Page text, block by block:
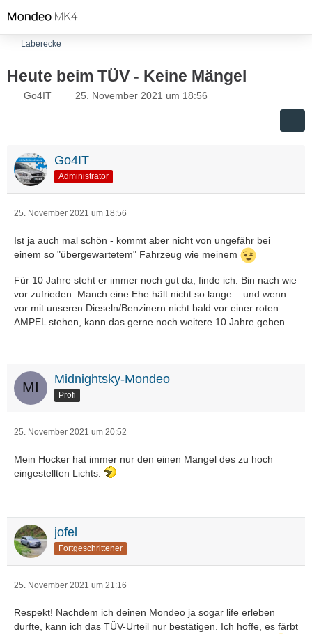
Laberecke
Heute beim TÜV - Keine Mängel
Go4IT 25. November 2021 um 18:56
Go4IT
Administrator
25. November 2021 um 18:56
Ist ja auch mal schön - kommt aber nicht von ungefähr bei
einem so "übergewartetem" Fahrzeug wie meinem
Für 10 Jahre steht er immer noch gut da, finde ich. Bin nach wie
vor zufrieden. Manch eine Ehe hält nicht so lange... und wenn
vor mit unseren Dieseln/Benzinern nicht bald vor einer roten
AMPEL stehen, kann das gerne noch weitere 10 Jahre gehen.
Midnightsky-Mondeo
Profi
25. November 2021 um 20:52
Mein Hocker hat immer nur den einen Mangel des zu hoch
eingestellten Lichts.
jofel
Fortgeschrittener
25. November 2021 um 21:16
Respekt! Nachdem ich deinen Mondeo ja sogar life erleben
durfte, kann ich das TÜV-Urteil nur bestätigen. Ich hoffe, es färbt